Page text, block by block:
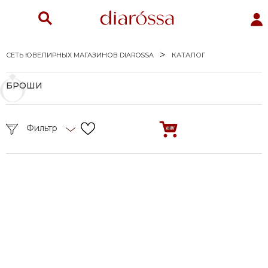
СЕТЬ ЮВЕЛИРНЫХ МАГАЗИНОВ DIAROSSA КАТАЛОГ
БРОШИ
Фильтр